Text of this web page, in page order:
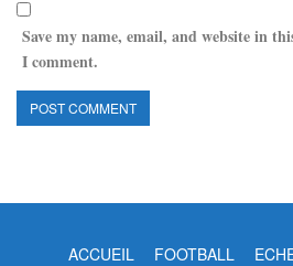
Save my name, email, and website in
I comment.
ACCUEIL FOOTBALL